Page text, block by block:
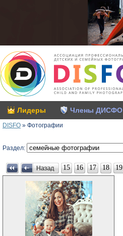
Лидеры Члены ДИСФО
DISFO » Фотографии
Раздел:
15 16 17 18 19